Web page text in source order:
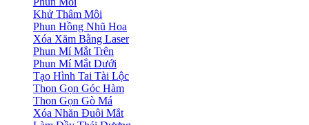
Khử Thâm Môi
Phun Hồng Nhũ Hoa
Xóa Xăm Bằng Laser
Phun Mí Mắt Trên
Phun Mí Mắt Dưới
Tạo Hình Tai Tài Lộc
Thon Gọn Góc Hàm
Thon Gọn Gò Má
Xóa Nhăn Đuôi Mắt